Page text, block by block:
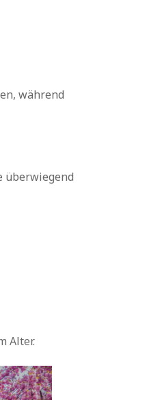
während
überwiegend
Alter.